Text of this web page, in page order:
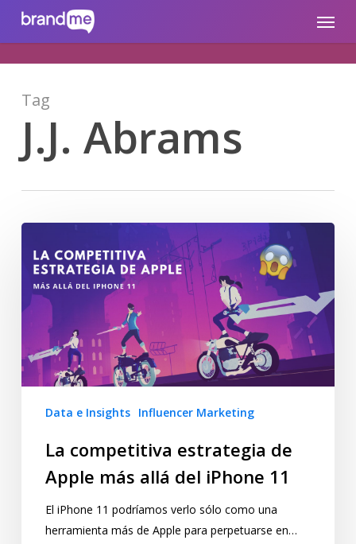
brandme.la Menu
Tag
J.J. Abrams
Data e Insights Influencer Marketing
La competitiva estrategia de
Apple más allá del iPhone 11
El iPhone 11 podríamos verlo sólo como una
herramienta más de Apple para perpetuarse en…